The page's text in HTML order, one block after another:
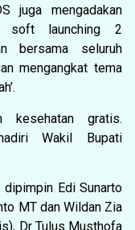
juga mengadakan
soft launching 2
bersama seluruh
mengangkat tema
kesehatan gratis.
Wakil Bupati
dipimpin Edi Sunarto
MT dan Wildan Zia
Dr Tulus Musthofa